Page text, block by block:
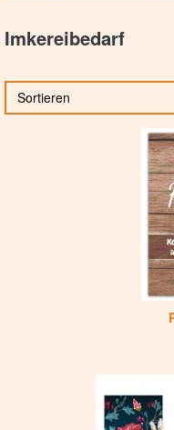
Imkereibedarf
Sortieren